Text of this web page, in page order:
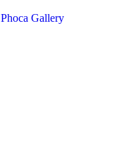
Phoca Gallery